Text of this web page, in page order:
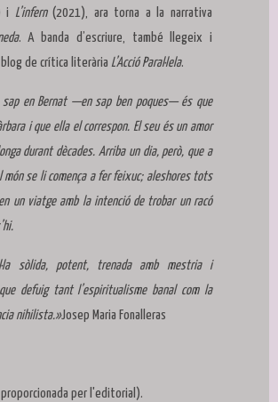
i L’infern(2021), ara torna a la narrativa
. A banda d’escriure, també llegeix i
de crítica literària L’Acció Paral·lela.
sap en Bernat —en sap ben poques— és que
i que ella el correspon. El seu és un amor
durant dècades. Arriba un dia, però, que a
món se li comença a fer feixuc; aleshores tots
un viatge amb la intenció de trobar un racó
sòlida, potent, trenada amb mestria i
defuig tant l’espiritualisme banal com la
nihilista.»Josep Maria Fonalleras
per l'editorial).